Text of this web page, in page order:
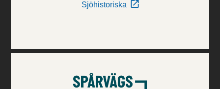
Sjöhistoriska